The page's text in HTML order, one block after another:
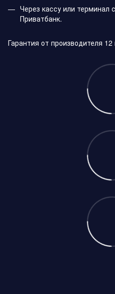
Через кассу или терминал
Приватбанк.
Гарантия от производителя